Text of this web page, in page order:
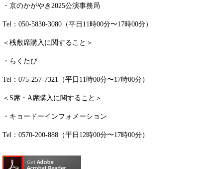
・京のかがやき2025公演事務局
Tel：050-5830-3080（平日11時00分〜17時00分）
＜桟敷席購入に関すること＞
・らくたび
Tel：075-257-7321（平日11時00分〜17時00分）
＜S席・A席購入に関すること＞
・キョードーインフォメーション
Tel：0570-200-888（平日12時00分〜17時00分）